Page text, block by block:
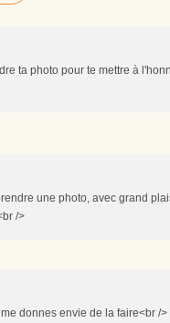
ta photo pour te mettre à
une photo, avec grand
/>
donnes envie de la faire<br /